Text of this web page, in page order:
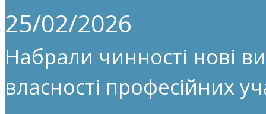
25/02/2026
Набрали чинності нові
власності професійних